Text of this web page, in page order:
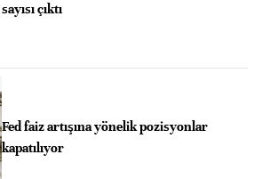
sayısı çıktı
Fed faiz artışına yönelik pozisyonlar
kapatılıyor